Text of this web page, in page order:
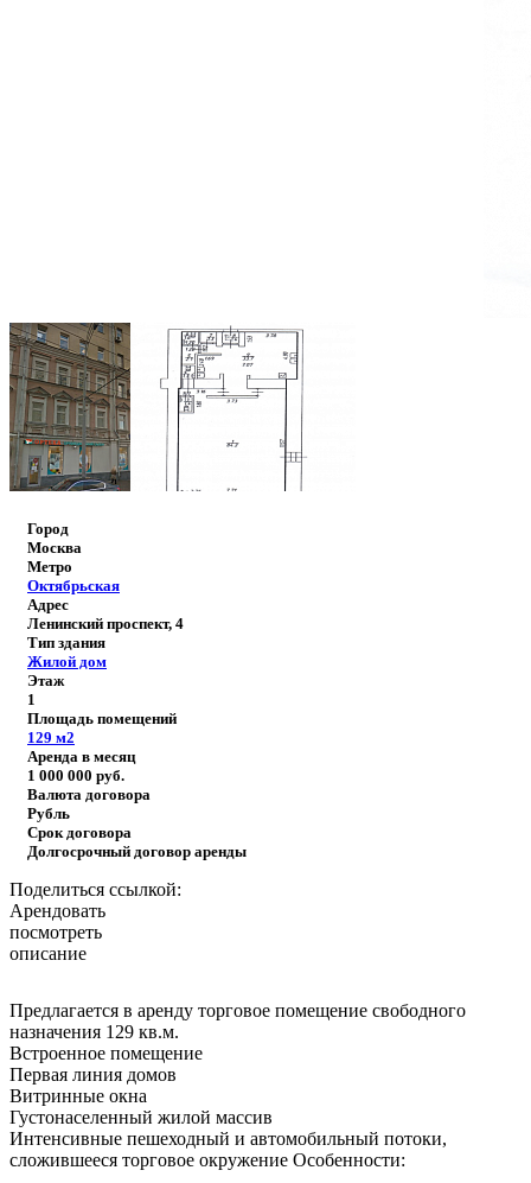
Город
Москва
Метро
Октябрьская
Адрес
Ленинский проспект, 4
Тип здания
Жилой дом
Этаж
1
Площадь помещений
129 м2
Аренда в месяц
1 000 000 руб.
Валюта договора
Рубль
Срок договора
Долгосрочный договор аренды
Поделиться ссылкой:
Арендовать
посмотреть
описание
Предлагается в аренду торговое помещение свободного
назначения 129 кв.м.
Встроенное помещение
Первая линия домов
Витринные окна
Густонаселенный жилой массив
Интенсивные пешеходный и автомобильный потоки,
сложившееся торговое окружение Особенности: